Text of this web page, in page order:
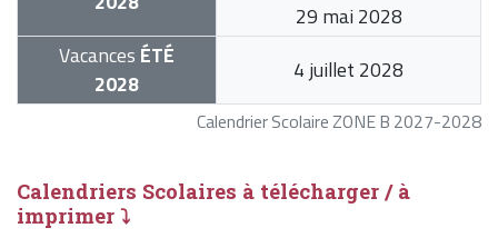
Calendrier Scolaire ZONE B 2027-2028
29 mai 2028
Vacances ÉTÉ
2028
4 juillet 2028
Calendriers Scolaires à télécharger / à
imprimer ⤵